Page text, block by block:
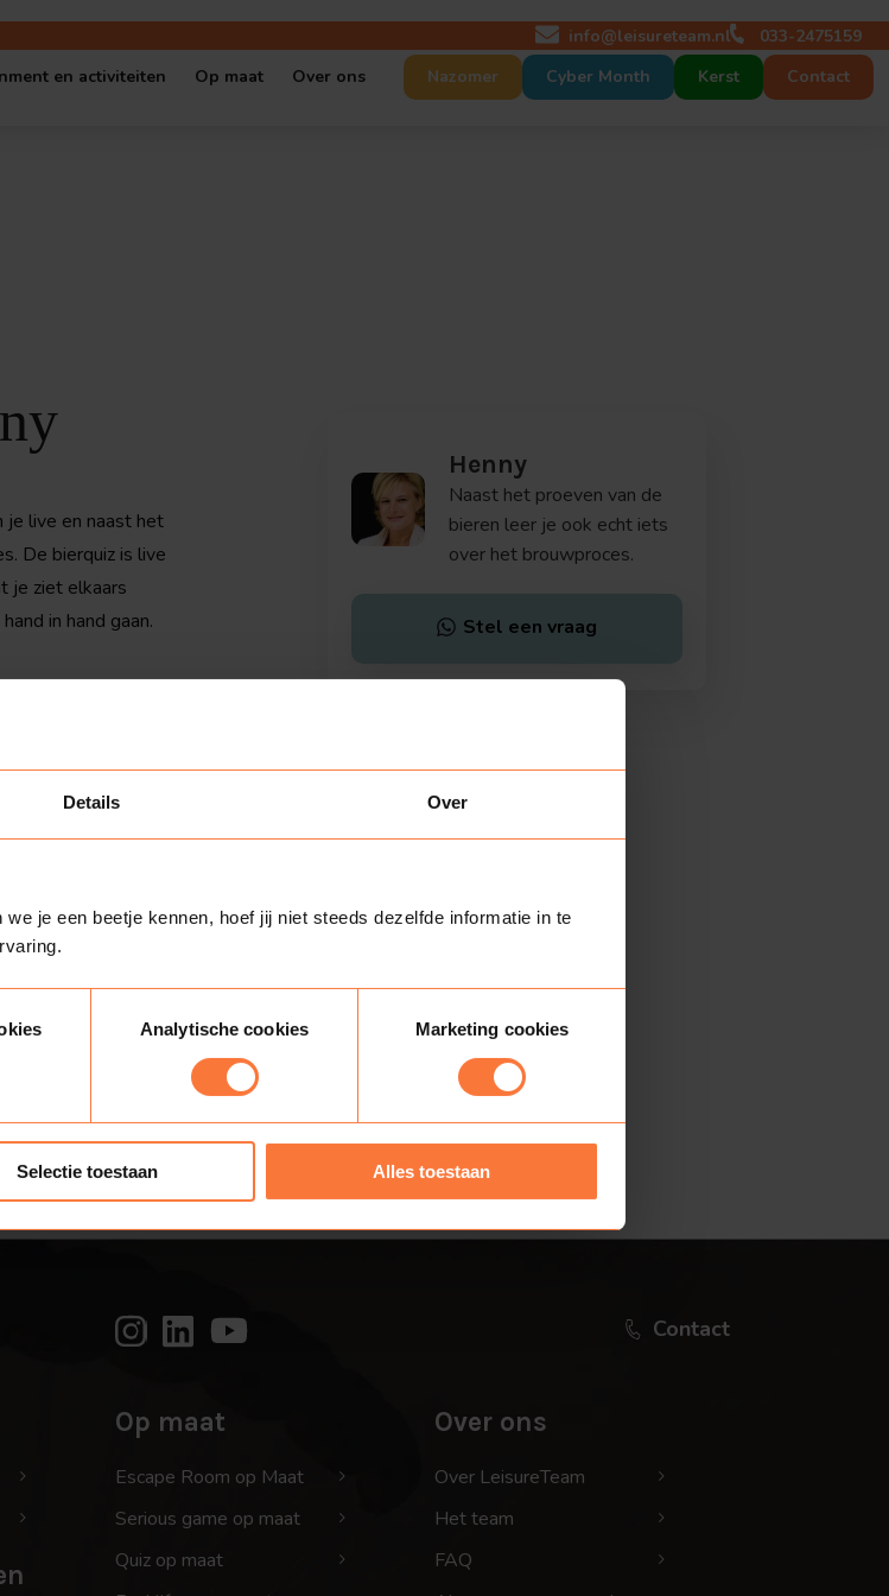
Details Over
je een beetje kennen, hoef jij niet steeds dezelfde informatie in te
Analytische cookies Marketing cookies
Selectie toestaan Alles toestaan
info@leisureteam.nl
033-2475159
en activiteiten Op maat Over ons Nazomer Cyber Month Kerst Contact
je live en naast het
De bierquiz is live
je ziet elkaars
in hand gaan.
Henny
Naast het proeven van de
bieren leer je ook echt iets
over het brouwproces.
Stel een vraag
Contact
Op maat
Escape Room op Maat
Serious game op maat
Quiz op maat
Over ons
Over LeisureTeam
Het team
FAQ